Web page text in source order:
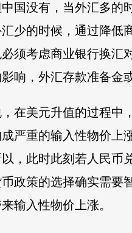
国没有，当外汇多的
少的时候，通过降低
须考虑商业银行换汇
响，外汇存款准备金
在美元升值的过程中
严重的输入性物价上
，此时此刻若人民币
政策的选择确实需要
输入性物价上涨。